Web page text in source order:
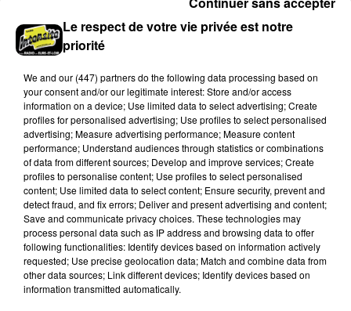
DJO
End Of Beginning
INDOCHINE
Alice Et June
A LA UNE Voir plus
Le respect de votre vie privée est notre
priorité
We and our (447) partnersdo the following data processing based on
your consent and/or our legitimate interest: Store and/or access
information on a device; Use limited data to select advertising; Create
profiles for personalised advertising; Use profiles to select personalised
advertising; Measure advertising performance; Measure content
performance; Understand audiences through statistics or combinations
of data from different sources; Develop and improve services; Create
profiles to personalise content; Use profiles to select personalised
content; Use limited data to select content; Ensure security, prevent and
detect fraud, and fix errors; Deliver and present advertising and content;
Save and communicate privacy choices. These technologies may
process personal data such as IP address and browsing data to offer
following functionalities: Identify devices based on information actively
requested; Use precise geolocation data; Match and combine data from
other data sources; Link different devices; Identify devices based on
information transmitted automatically.